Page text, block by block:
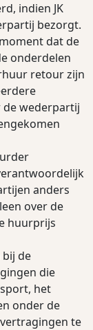
indien JK
bezorgt.
dat de
onderdelen
retour zijn
wederpartij
anders
over de
huurprijs
bij de
die
het
onder de
te